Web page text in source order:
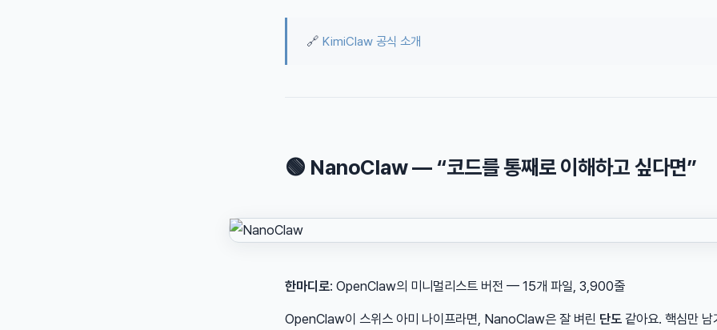
🔗 KimiClaw 공식 소개
🟢 NanoClaw — “코드를 통째로 이해하고 싶다면”
한마디로: OpenClaw의 미니멀리스트 버전 — 15개 파일, 3,900줄
OpenClaw이 스위스 아미 나이프라면, NanoClaw은 잘 벼린 단도 같아요. 핵심만